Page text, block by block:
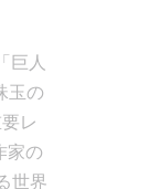
巨人
玉の
レ
家の
世界